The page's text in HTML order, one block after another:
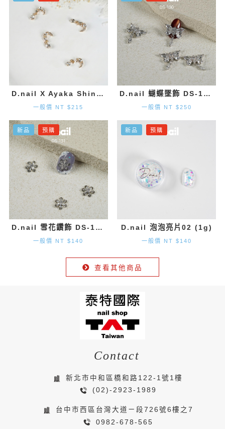
D.nail X Ayaka Shinohara 月亮墜飾-金色 (2入)
一般價 NT $215
D.nail 蝴蝶墜飾 DS-130 (20mm×1.9mm) 2入
一般價 NT $250
新品 預購
D.nail 雪花鑽飾 DS-131 (9.7mm×8.2mm) 2入
一般價 NT $140
新品 預購
D.nail 泡泡亮片02 (1g)
一般價 NT $140
查看其他商品
Contact
新北市中和區橋和路122-1號1樓
(02)-2923-1989
台中市西區台灣大道ㄧ段726號6樓之7
0982-678-565